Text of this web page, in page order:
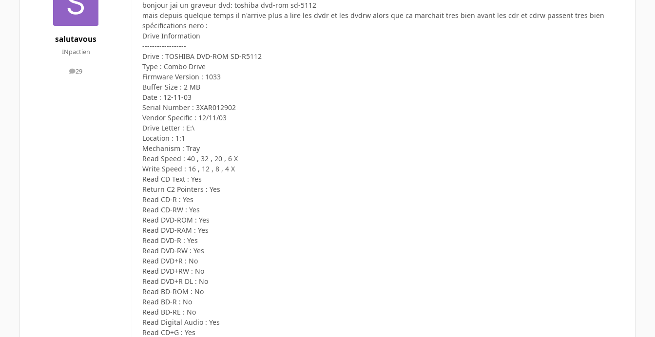
salutavous
INpactien
29
messages
bonjour jai un graveur dvd: toshiba dvd-rom sd-5112
mais depuis quelque temps il n'arrive plus a lire les dvdr et les dvdrw alors que ca marchait tres bien avant les cdr et cdrw passent tres bien
spécifications nero :
Drive Information
------------------
Drive : TOSHIBA DVD-ROM SD-R5112
Type : Combo Drive
Firmware Version : 1033
Buffer Size : 2 MB
Date : 12-11-03
Serial Number : 3XAR012902
Vendor Specific : 12/11/03
Drive Letter : E:\
Location : 1:1
Mechanism : Tray
Read Speed : 40 , 32 , 20 , 6 X
Write Speed : 16 , 12 , 8 , 4 X
Read CD Text : Yes
Return C2 Pointers : Yes
Read CD-R : Yes
Read CD-RW : Yes
Read DVD-ROM : Yes
Read DVD-RAM : Yes
Read DVD-R : Yes
Read DVD-RW : Yes
Read DVD+R : No
Read DVD+RW : No
Read DVD+R DL : No
Read BD-ROM : No
Read BD-R : No
Read BD-RE : No
Read Digital Audio : Yes
Read CD+G : Yes